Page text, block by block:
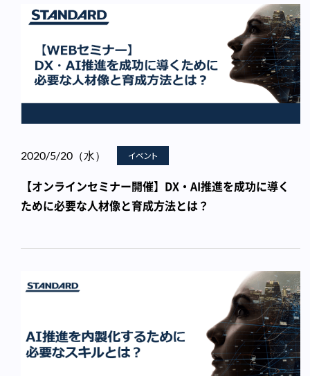
2020/5/20（水） イベント
【オンラインセミナー開催】DX・AI推進を成功に導く
ために必要な人材像と育成方法とは？